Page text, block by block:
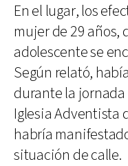
En el lugar, los
mujer de 29 años,
adolescente se
Según relató,
durante la
Iglesia Adventista
habría
situación de calle.